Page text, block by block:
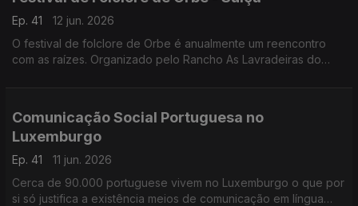
Ep. 41
12 jun. 2026
O festival de folclore de Orbe é anualmente um reencontro
com as raízes. Organizado pelo Rancho As Lavradeiras do
Comunicação Social Portuguesa no
Luxemburgo
Ep. 41
11 jun. 2026
Cerca de 90.000 portuguese vivem no Luxemburgo o que por
si só justifica a existência meios de comunicação em língua